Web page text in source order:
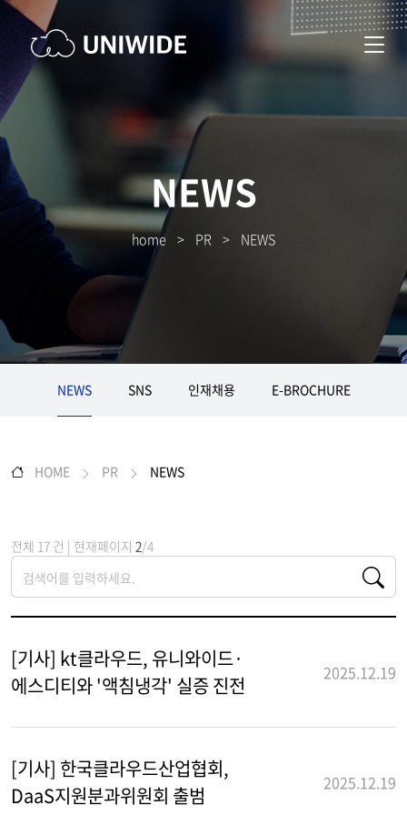
NEWS
home > PR > NEWS
NEWS SNS 인재채용 E-BROCHURE
HOME PR NEWS
전체 17 건 | 현재페이지 2/4
[기사] kt클라우드, 유니와이드·
에스디티와 '액침냉각' 실증 진전
2025.12.19
[기사] 한국클라우드산업협회,
DaaS지원분과위원회 출범
2025.12.19